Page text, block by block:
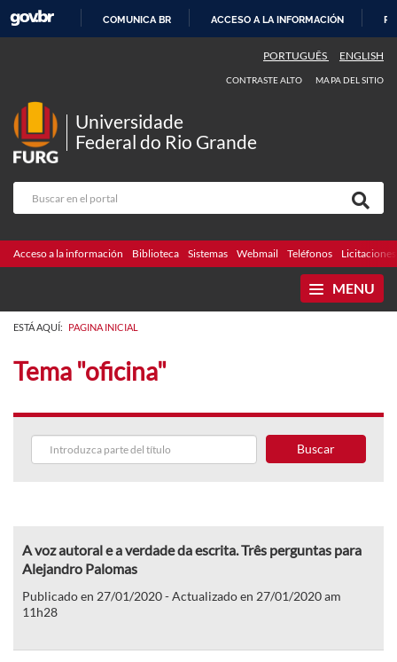
CONTENIDO
COMUNICA BR ACCESO A LA INFORMACIÓN
PORTUGUÊS ENGLISH
CONTRASTE ALTO MAPA DEL SITIO
Universidade
Federal do Rio Grande
Acceso a la información Biblioteca Sistemas Webmail Teléfonos Licitaciones
MENU
ESTÁ AQUÍ: PAGINA INICIAL
Tema "oficina"
Buscar
A voz autoral e a verdade da escrita. Três perguntas para
Alejandro Palomas
Publicado en 27/01/2020 - Actualizado en 27/01/2020 am
11h28